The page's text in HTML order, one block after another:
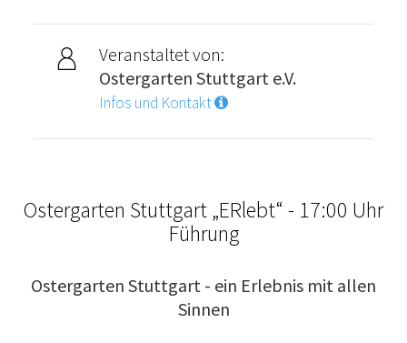
Veranstaltet von:
Ostergarten Stuttgart e.V.
Infos und Kontakt
Ostergarten Stuttgart „ERlebt“ - 17:00 Uhr
Führung
Ostergarten Stuttgart - ein Erlebnis mit allen
Sinnen